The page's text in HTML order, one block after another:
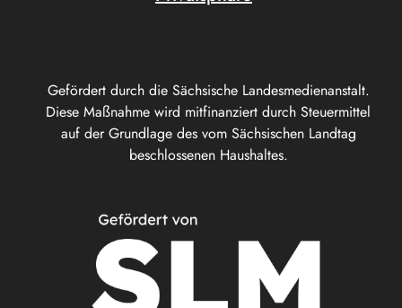
Gefördert durch die Sächsische Landesmedienanstalt.
Diese Maßnahme wird mitfinanziert durch Steuermittel
auf der Grundlage des vom Sächsischen Landtag
beschlossenen Haushaltes.